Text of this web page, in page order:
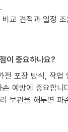
교 견적과 일정
이 중요하나요?
전 포장 방식, 작업
예방에 중요합니
보관을 해두면 파